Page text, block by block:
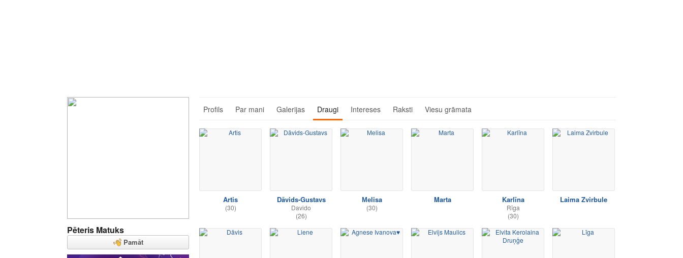
Pēteris Matuks
Pamāt
Profils Par mani Galerijas Draugi Intereses Raksti Viesu grāmata
Artis
(30)
Dāvids-Gustavs
Davido
(26)
Меlisa
(30)
Marta Karlīna
Rīga
(30)
Laima Zvirbule